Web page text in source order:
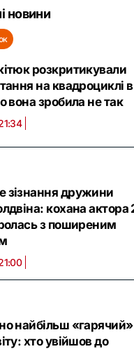
новини
розкритикували
на квадроциклі в
вона зробила не так
зізнання дружини
кохана актора
з поширеним
найбільш «гарячий»
хто увійшов до